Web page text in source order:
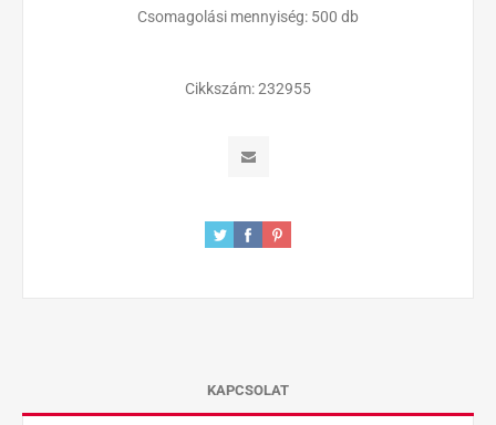
Csomagolási mennyiség: 500 db
Cikkszám:232955
KAPCSOLAT